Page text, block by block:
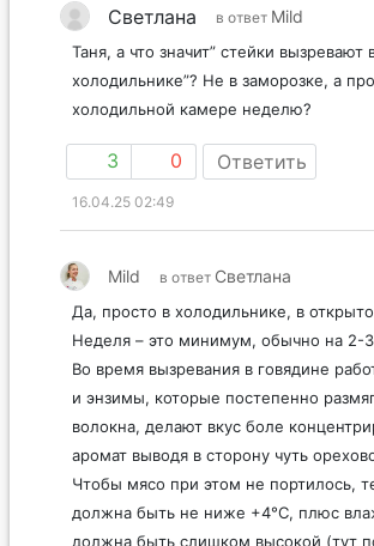
Светлана в ответ Mild
Таня, а что значит” стейки вызревают
холодильнике”? Не в заморозке, а
холодильной камере неделю?
3 0 Ответить
16.04.25 02:49
Mild в ответ Светлана
Да, просто в холодильнике, в
Неделя – это минимум, обычно на 2-
Во время вызревания в говядине
и энзимы, которые постепенно
волокна, делают вкус боле
аромат выводя в сторону чуть
Чтобы мясо при этом не портилось,
должна быть не ниже +4°С, плюс
должна быть слишком высокой (тут